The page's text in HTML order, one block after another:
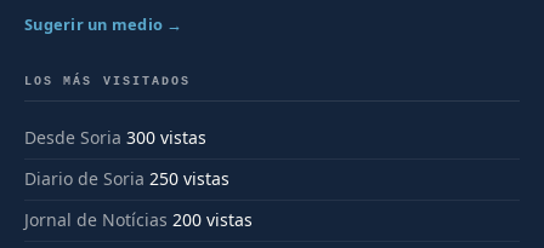
Sugerir un medio →
LOS MÁS VISITADOS
Desde Soria 300 vistas
Diario de Soria 250 vistas
Jornal de Notícias 200 vistas